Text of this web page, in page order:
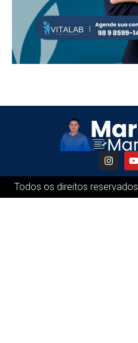
Todos os direitos reservados